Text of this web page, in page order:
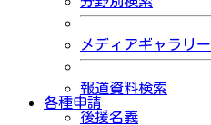
メディアギャラリー
報道資料検索
各種申請
後援名義